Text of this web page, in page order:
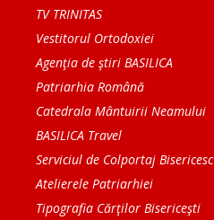
TV TRINITAS
Vestitorul Ortodoxiei
Agenţia de ştiri BASILICA
Patriarhia Română
Catedrala Mântuirii Neamului
BASILICA Travel
Serviciul de Colportaj Bisericesc
Atelierele Patriarhiei
Tipografia Cărţilor Bisericeşti